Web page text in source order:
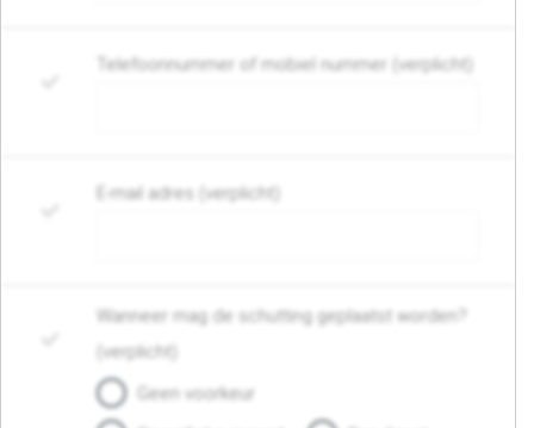
Telefoonnummer of mobiel nummer (verplicht)
E-mail adres (verplicht)
Wanneer mag de schutting geplaatst worden?
(verplicht)
Geen voorkeur